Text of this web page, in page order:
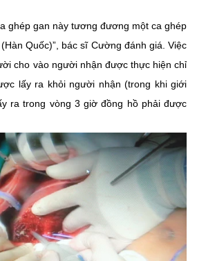
ghép gan này tương đương một ca ghép
Quốc)”, bác sĩ Cường đánh giá. Việc
cho vào người nhận được thực hiện chỉ
lấy ra khỏi người nhận (trong khi giới
ra trong vòng 3 giờ đồng hồ phải được